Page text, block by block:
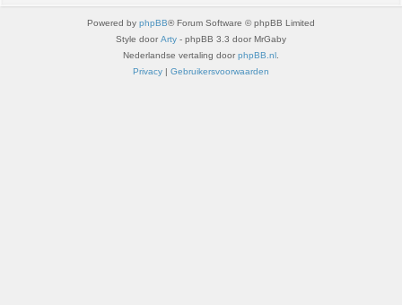
Powered by phpBB® Forum Software © phpBB Limited
Style door Arty - phpBB 3.3 door MrGaby
Nederlandse vertaling door phpBB.nl
Privacy | Gebruikersvoorwaarden